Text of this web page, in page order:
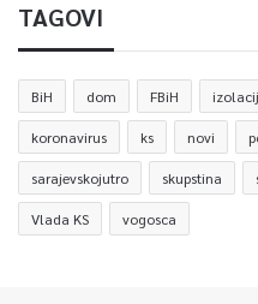
TAGOVI
BiH dom FBiH
koronavirus ks novi
sarajevskojutro skupstina
Vlada KS vogosca